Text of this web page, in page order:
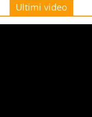
Ultimi video